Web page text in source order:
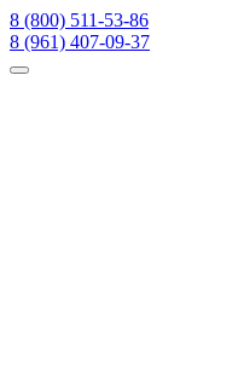
8 (800) 511-53-86
8 (961) 407-09-37